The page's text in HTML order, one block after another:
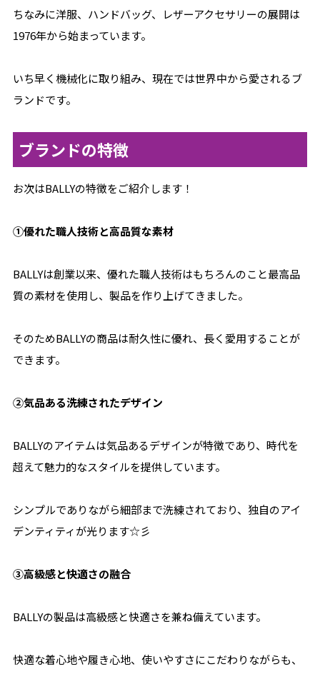
ちなみに洋服、ハンドバッグ、レザーアクセサリーの展開は
1976年から始まっています。
いち早く機械化に取り組み、現在では世界中から愛されるブ
ランドです。
ブランドの特徴
お次はBALLYの特徴をご紹介します！
①優れた職人技術と高品質な素材
BALLYは創業以来、優れた職人技術はもちろんのこと最高品
質の素材を使用し、製品を作り上げてきました。
そのためBALLYの商品は耐久性に優れ、長く愛用することが
できます。
②気品ある洗練されたデザイン
BALLYのアイテムは気品あるデザインが特徴であり、時代を
超えて魅力的なスタイルを提供しています。
シンプルでありながら細部まで洗練されており、独自のアイ
デンティティが光ります☆彡
③高級感と快適さの融合
BALLYの製品は高級感と快適さを兼ね備えています。
快適な着心地や履き心地、使いやすさにこだわりながらも、